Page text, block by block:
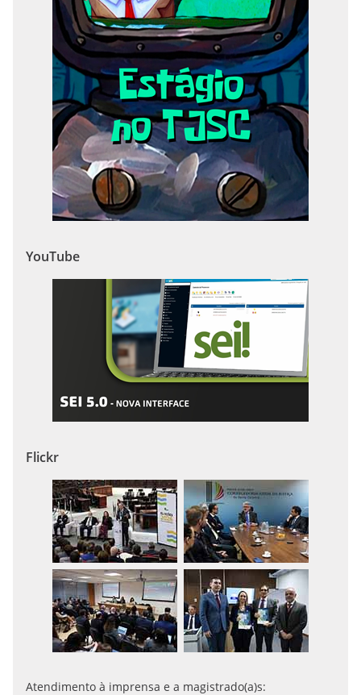
YouTube
Flickr
Atendimento à imprensa e a magistrado(a)s: